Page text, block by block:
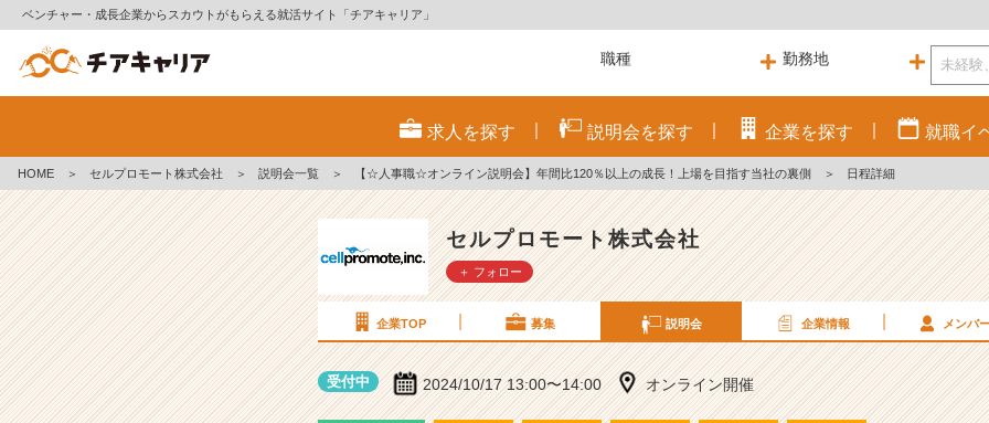
ベンチャー・成長企業からスカウトがもらえる就活サイト「チアキャリア」
ロ
モ
求人を探す 説明会を探す 企業を探す 就職イ
HOME ＞ セルプロモート株式会社 ＞ 説明会一覧 ＞ 【☆人事職☆オンライン説明会】年間比120％以上の成長！上場を目指す当社の裏側 ＞ 日程詳細
セルプロモート株式会社
＋ フォロー
企業TOP 募集 説明会 企業情報 メンバ
受付中 2024/10/17 13:00〜14:00 オンライン開催